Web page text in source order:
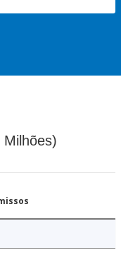
Milhões)